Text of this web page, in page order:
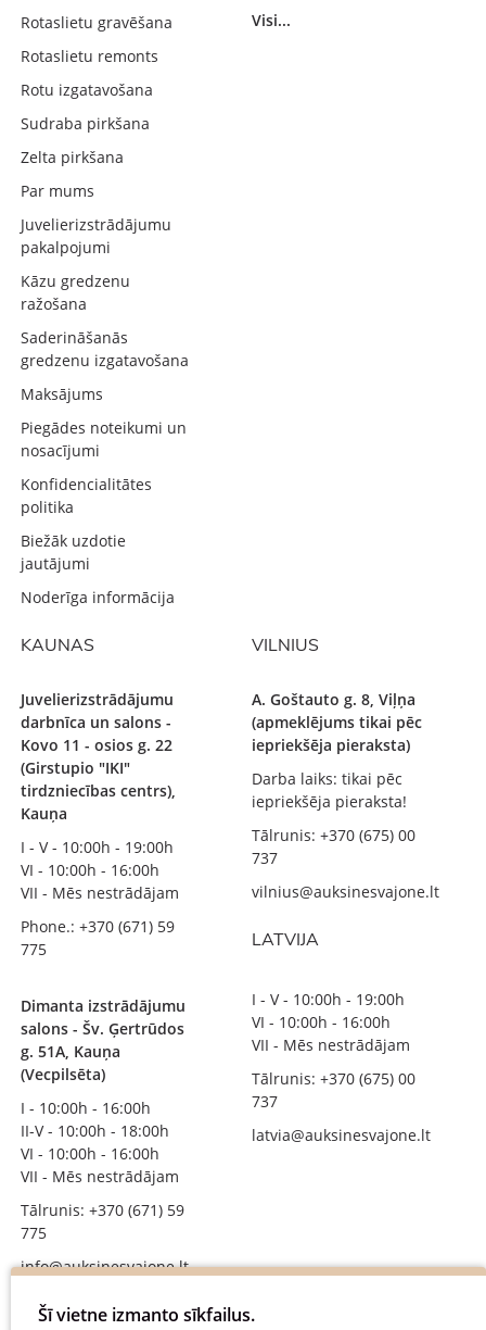
Rotaslietu gravēšana
Rotaslietu remonts
Rotu izgatavošana
Sudraba pirkšana
Zelta pirkšana
Par mums
Juvelierizstrādājumu
pakalpojumi
Kāzu gredzenu
ražošana
Saderināšanās
gredzenu izgatavošana
Maksājums
Piegādes noteikumi un
nosacījumi
Konfidencialitātes
politika
Biežāk uzdotie
jautājumi
Noderīga informācija
Visi...
KAUNAS
Juvelierizstrādājumu
darbnīca un salons -
Kovo 11 - osios g. 22
(Girstupio "IKI"
tirdzniecības centrs),
Kauņa
I - V - 10:00h - 19:00h
VI - 10:00h - 16:00h
VII - Mēs nestrādājam
Phone.: +370 (671) 59
775
Dimanta izstrādājumu
salons - Šv. Ģertrūdos
g. 51A, Kauņa
(Vecpilsēta)
I - 10:00h - 16:00h
II-V - 10:00h - 18:00h
VI - 10:00h - 16:00h
VII - Mēs nestrādājam
Tālrunis: +370 (671) 59
775
info@auksinesvajone.lt
SEKOJIET MUMS
VILNIUS
A. Goštauto g. 8, Viļņa
(apmeklējums tikai pēc
iepriekšēja pieraksta)
Darba laiks: tikai pēc
iepriekšēja pieraksta!
Tālrunis: +370 (675) 00
737
vilnius@auksinesvajone.lt
LATVIJA
I - V - 10:00h - 19:00h
VI - 10:00h - 16:00h
VII - Mēs nestrādājam
Tālrunis: +370 (675) 00
737
latvia@auksinesvajone.lt
Šī vietne izmanto sīkfailus.